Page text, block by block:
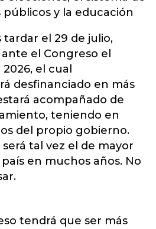
públicos y la educación
tardar el 29 de julio,
el Congreso el
el cual
desfinanciado en más
acompañado de
teniendo en
del propio gobierno.
tal vez el de mayor
en muchos años. No
tendrá que ser más